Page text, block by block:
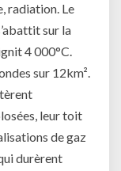
radiation. Le
sur la
4 000°C.
sur 12km².
leur toit
de gaz
durèrent